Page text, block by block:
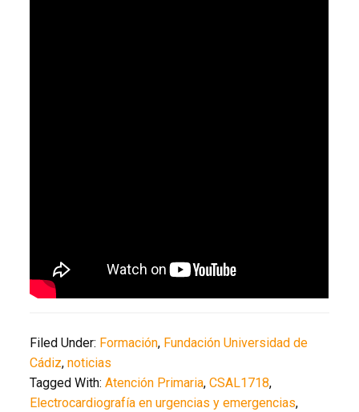
Filed Under: Formación, Fundación Universidad de
Cádiz,noticias
Tagged With:Atención Primaria,CSAL1718,
Electrocardiografía en urgencias y emergencias,